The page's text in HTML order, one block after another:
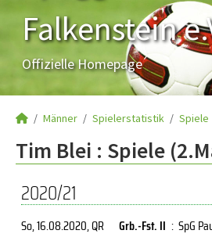
Falkenstein
Offizielle Homepage
Männer Spielerstatistik Spiele
Tim Blei : Spiele
2020/21
So, 16.08.2020, QR Grb.-Fst. II : SpG